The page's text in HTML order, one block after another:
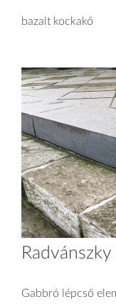
bazalt kockakő
Gabbró lépcső